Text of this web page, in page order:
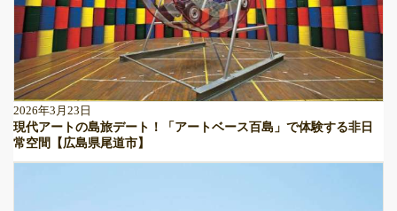
2026年3月23日
現代アートの島旅デート！「アートベース百島」で体験する非日
常空間【広島県尾道市】